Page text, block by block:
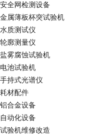
安全网检测设备
金属薄板杯突试验机
水质测试仪
轮廓测量仪
盐雾腐蚀试验机
电池试验机
手持式光谱仪
耗材配件
铝合金设备
自动化设备
试验机维修改造